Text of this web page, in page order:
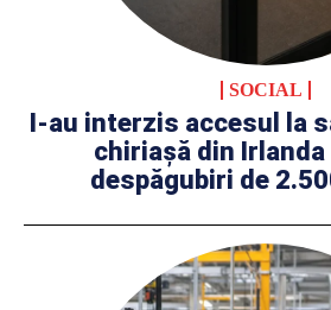
SOCIAL
I-au interzis accesul la
chiriașă din
despăgubiri de